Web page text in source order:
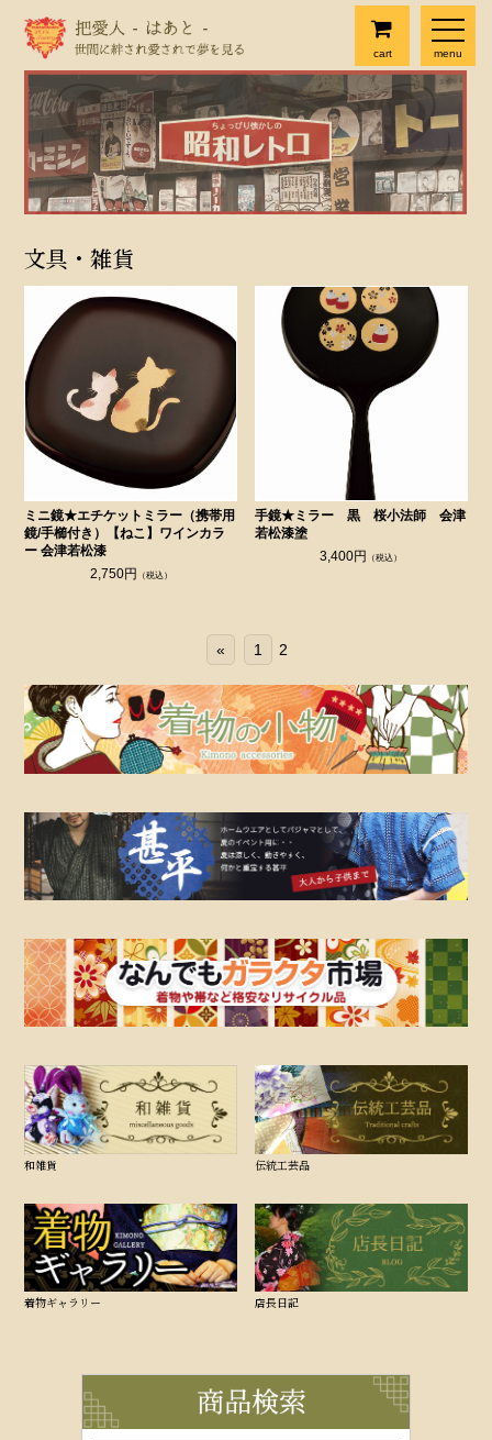
menu
cart
文具・雑貨
ミニ鏡★エチケットミラー（携帯用
鏡/手櫛付き）【ねこ】ワインカラ
ー 会津若松漆
2,750円
（税込）
手鏡★ミラー 黒 桜小法師 会津
若松漆塗
3,400円
（税込）
« 1 2
和雑貨 伝統工芸品
着物ギャラリー 店長日記